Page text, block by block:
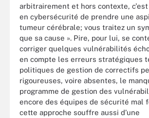
arbitrairement et hors contexte,
en cybersécurité de prendre une
tumeur cérébrale; vous traitez un
que sa cause ». Pire, pour lui, se
corriger quelques vulnérabilités
en compte les erreurs stratégiques
politiques de gestion de correctifs
rigoureuses, voire absentes, le
programme de gestion des
encore des équipes de sécurité mal
cette approche souffre aussi d’une